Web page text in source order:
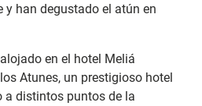
y han degustado el atún en
en el hotel Meliá
Atunes, un prestigioso hotel
a distintos puntos de la